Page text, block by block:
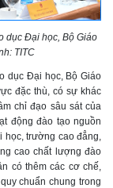
dục Đại học, Bộ Giáo
TITC
dục Đại học, Bộ Giáo
đặc thù, có sự khác
chỉ đạo sâu sát của
động đào tạo nguồn
học, trường cao đẳng,
cao chất lượng đào
có thêm các cơ chế,
chuẩn chung trong